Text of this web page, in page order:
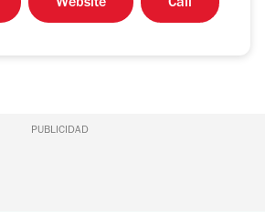
Website Call
PUBLICIDAD